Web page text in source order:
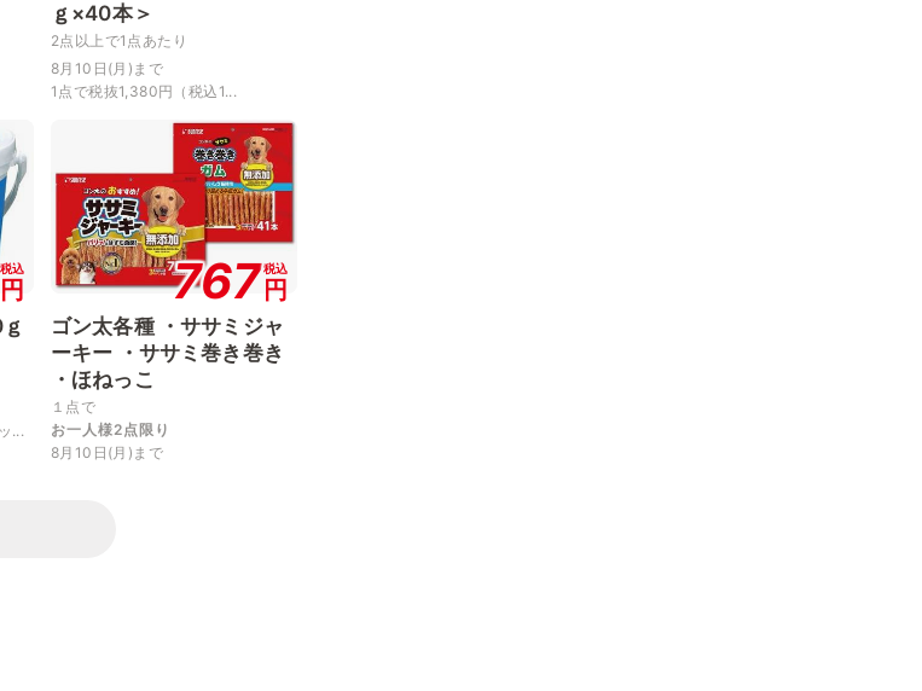
ｇ×40本＞
2点以上で1点あたり
8月10日(月)まで
1点で税抜1,380円（税込1...
税込
円
...
767税込
円
ゴン太各種 ・ササミジャ
ーキー ・ササミ巻き巻き
・ほねっこ
１点で
お一人様2点限り
8月10日(月)まで